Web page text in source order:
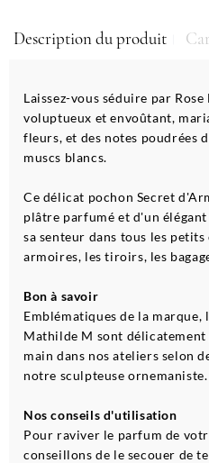
Description du produit
Laissez-vous séduire par
voluptueux et envoûtant,
fleurs, et des notes poudrées
muscs blancs.
Ce délicat pochon Secret
plâtre parfumé et d'un
sa senteur dans tous les petits
armoires, les tiroirs, les
Bon à savoir
Emblématiques de la marque,
Mathilde M sont délicatement
main dans nos ateliers selon
notre sculpteuse ornemaniste.
Nos conseils d'utilisation
Pour raviver le parfum de
conseillons de le secouer de